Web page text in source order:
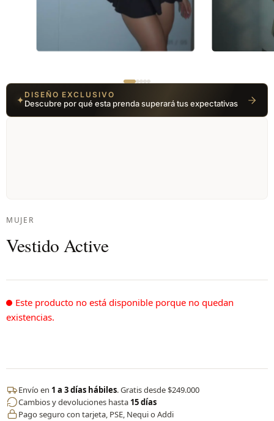
✦ DISEÑO EXCLUSIVO
Descubre por qué esta prenda superará tus expectativas
MUJER
Vestido Active
Este producto no está disponible porque no quedan
existencias.
Envío en 1 a 3 días hábiles. Gratis desde $249.000
Cambios y devoluciones hasta 15 días
Pago seguro con tarjeta, PSE, Nequi o Addi